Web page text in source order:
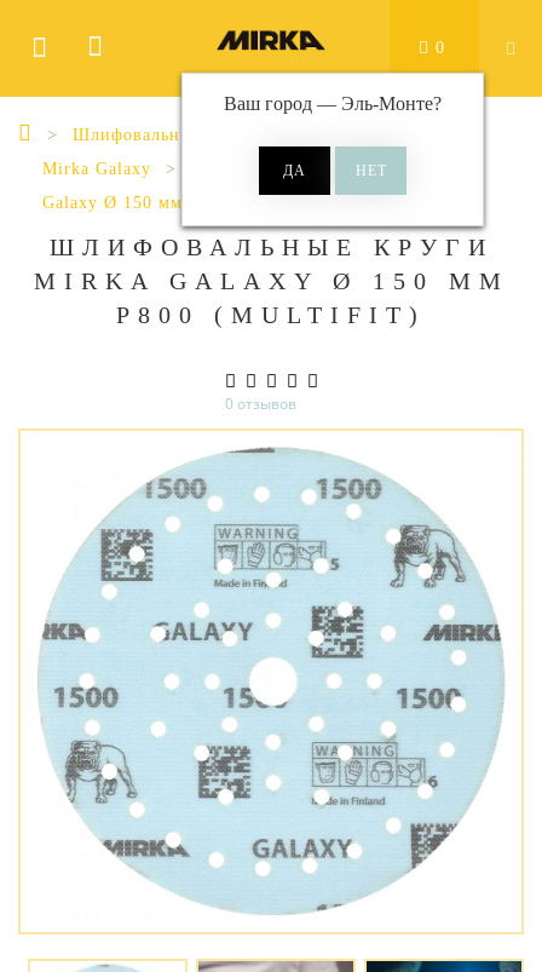
Ваш город — Эль-Монте?
0
Шлифовальные материалы
Mirka Galaxy
Galaxy Ø 150 мм Multifit (50 отверстия)
ШЛИФОВАЛЬНЫЕ КРУГИ
MIRKA GALAXY Ø 150 ММ
P800 (MULTIFIT)
0 отзывов